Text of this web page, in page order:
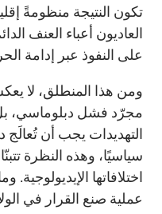
تكون النتيجة منظومةً
العاديون أعباء العنف
على النفوذ عبر إدامة
ومن هذا المنطلق، لا
مجرّد فشل دبلوماسي،
التهديدات يجب أن تُعالَج
سياسيًا، وهذه النظرة
اختلافاتها
عملية صنع القرار في